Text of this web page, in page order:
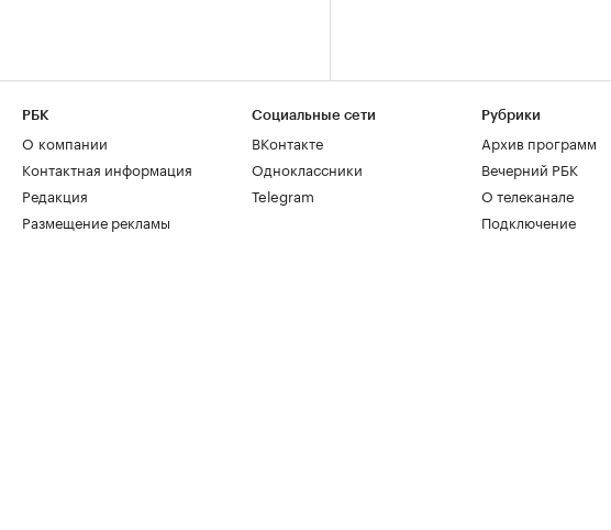
РБК
О компании
Контактная информация
Редакция
Размещение рекламы
Социальные сети
ВКонтакте
Одноклассники
Telegram
Рубрики
Архив программ
Вечерний РБК
О телеканале
Подключение